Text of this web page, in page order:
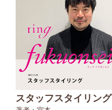
スタッフスタイリング